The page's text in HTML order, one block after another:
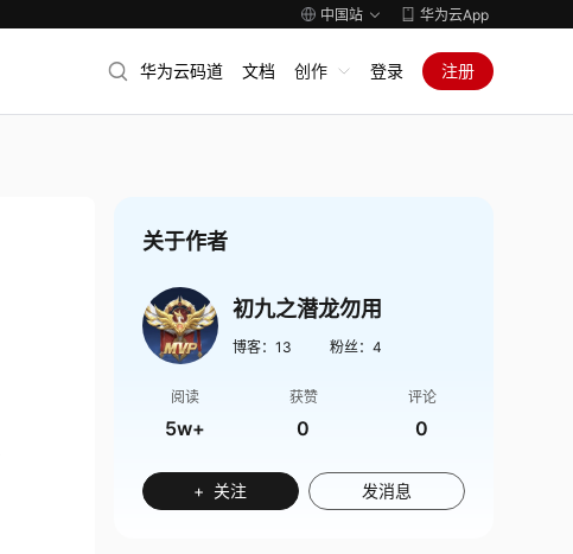
中国站 华为云App
华为云码道 文档 创作 登录 注册
关于作者
初九之潜龙勿用
博客： 13 粉丝： 4
阅读
5w+
获赞
0
评论
0
+ 关注 发消息